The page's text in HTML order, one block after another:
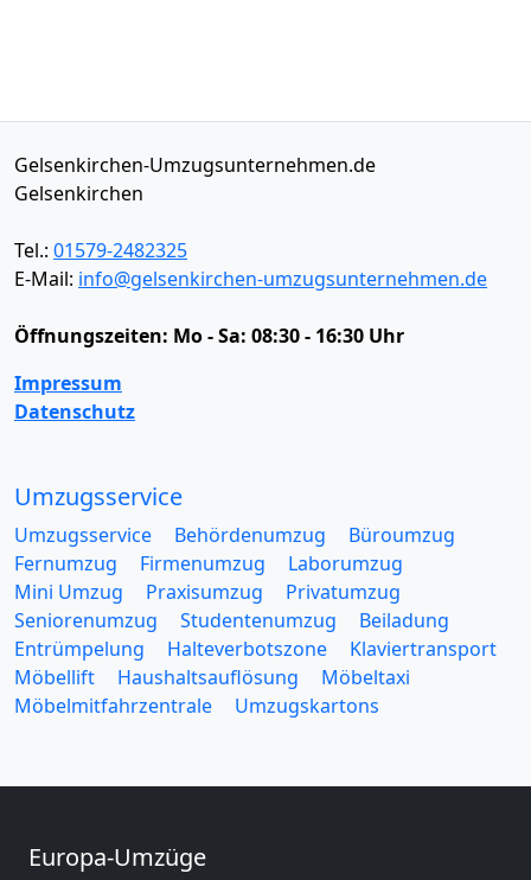
Gelsenkirchen-Umzugsunternehmen.de
Gelsenkirchen
Tel.: 01579-2482325
E-Mail: info@gelsenkirchen-umzugsunternehmen.de
Öffnungszeiten: Mo - Sa: 08:30 - 16:30 Uhr
Impressum
Datenschutz
Umzugsservice
Umzugsservice Behördenumzug
Büroumzug
Fernumzug
Firmenumzug
Laborumzug
Mini Umzug
Praxisumzug
Privatumzug
Seniorenumzug
Studentenumzug
Beiladung
Entrümpelung
Halteverbotszone
Klaviertransport
Möbellift
Haushaltsauflösung
Möbeltaxi
Möbelmitfahrzentrale
Umzugskartons
Europa-Umzüge